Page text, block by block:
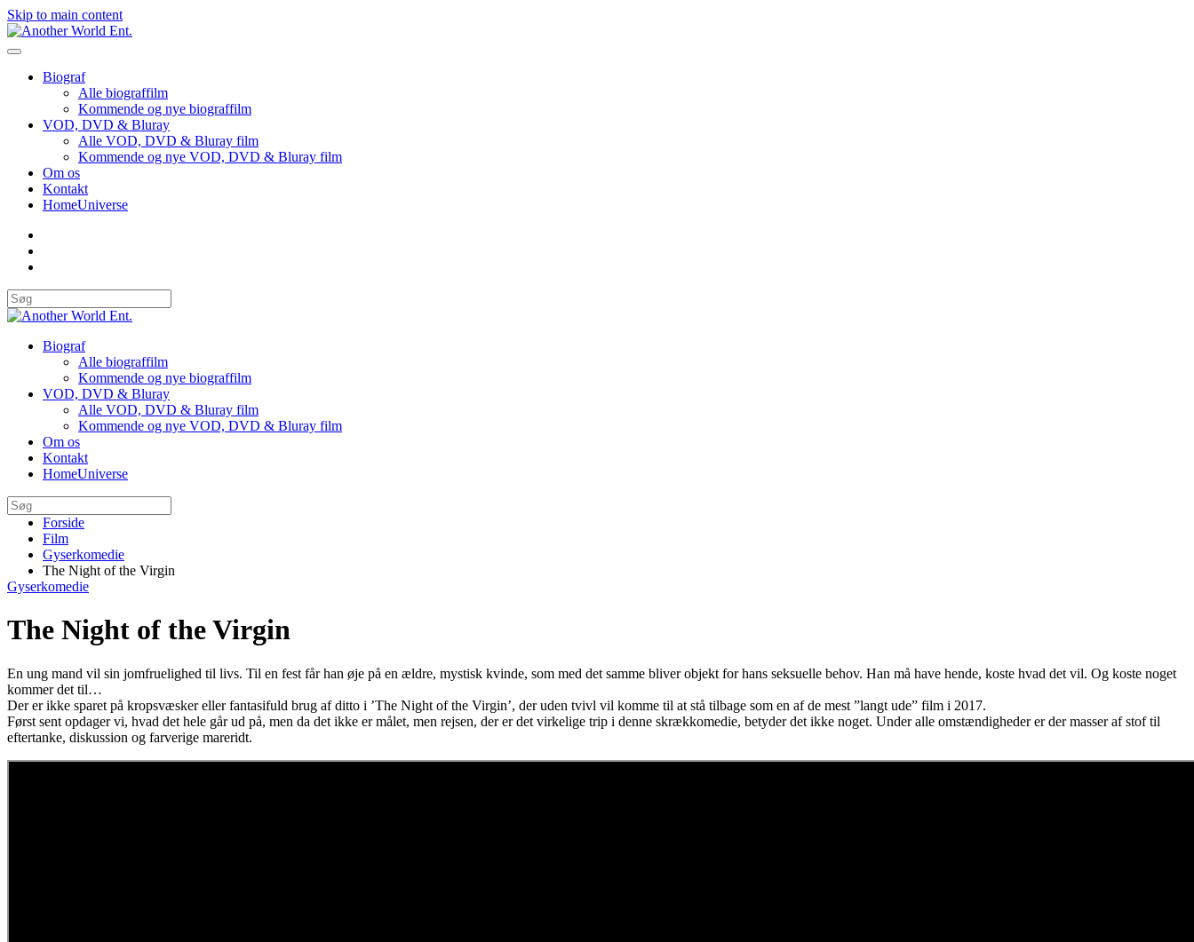
Skip to main content
Biograf
Alle biograffilm
Kommende og nye biograffilm
VOD, DVD & Bluray
Alle VOD, DVD & Bluray film
Kommende og nye VOD, DVD & Bluray film
Om os
Kontakt
HomeUniverse
Biograf
Alle biograffilm
Kommende og nye biograffilm
VOD, DVD & Bluray
Alle VOD, DVD & Bluray film
Kommende og nye VOD, DVD & Bluray film
Om os
Kontakt
HomeUniverse
Forside
Film
Gyserkomedie
The Night of the Virgin
Gyserkomedie
The Night of the Virgin
En ung mand vil sin jomfruelighed til livs. Til en fest får han øje på en ældre, mystisk kvinde, som med det samme bliver objekt for hans seksuelle behov. Han må have hende, koste hvad det vil. Og koste noget
kommer det til…
Der er ikke sparet på kropsvæsker eller fantasifuld brug af ditto i ’The Night of the Virgin’, der uden tvivl vil komme til at stå tilbage som en af de mest ”langt ude” film i 2017.
Først sent opdager vi, hvad det hele går ud på, men da det ikke er målet, men rejsen, der er det virkelige trip i denne skrækkomedie, betyder det ikke noget. Under alle omstændigheder er der masser af stof til
eftertanke, diskussion og farverige mareridt.